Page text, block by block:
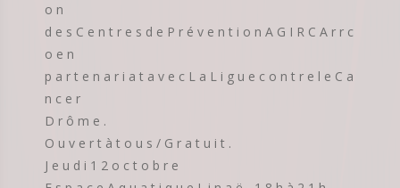
o n
d e s C e n t r e s d e P r é v e n t i o n A G I R C A r r c
o e n
p a r t e n a r i a t a v e c L a L i g u e c o n t r e l e C a
n c e r
D r ô m e .
O u v e r t à t o u s / G r a t u i t .
J e u d i 1 2 o c t o b r e